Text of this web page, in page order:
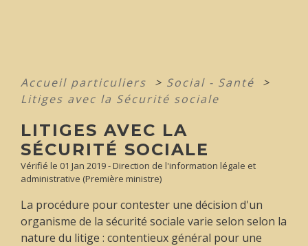
Accueil particuliers > Social - Santé
>
Litiges avec la Sécurité sociale
LITIGES AVEC LA
SÉCURITÉ SOCIALE
Vérifié le 01 Jan 2019 - Direction de l'information légale et
administrative (Première ministre)
La procédure pour contester une décision d'un
organisme de la sécurité sociale varie selon selon la
nature du litige : contentieux général pour une